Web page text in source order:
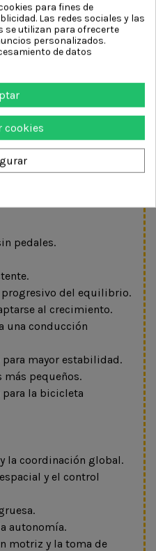
con facilidad. El
su cómodo sillín
del niño para
durante más
proporcionan estabilidad
mientras que su
pastel aporta un
la actividad física y
pedales.
progresivo del equilibrio.
al crecimiento.
una conducción
mayor estabilidad.
más pequeños.
la bicicleta
la coordinación global.
y el control
autonomía.
motriz y la toma de
para fines de
Las redes sociales y las
se utilizan para ofrecerte
personalizados.
de datos
cookies